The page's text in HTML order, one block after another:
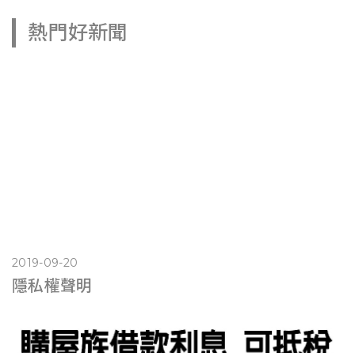
熱門好新聞
2019-09-20
隱私權聲明